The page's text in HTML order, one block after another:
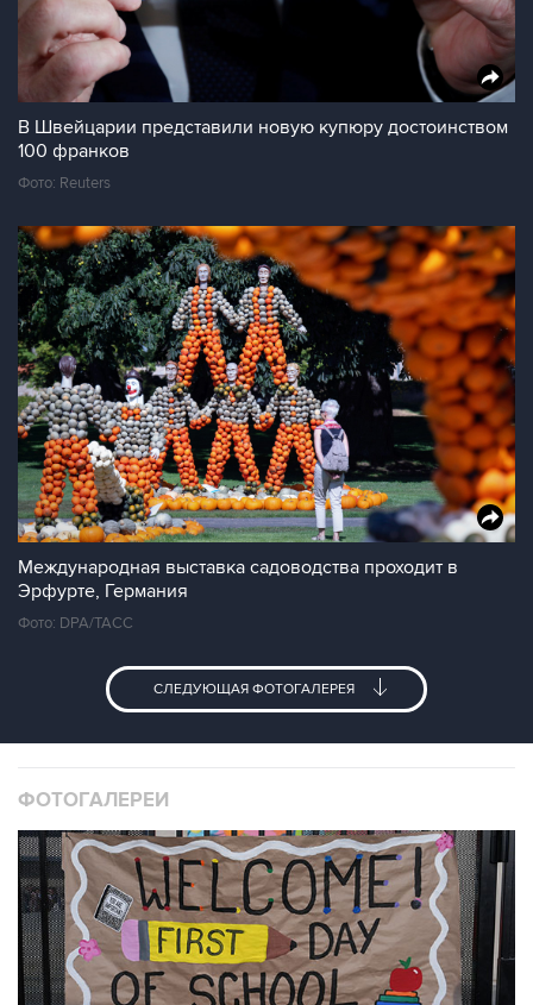
В Швейцарии представили новую купюру достоинством
100 франков
Фото: Reuters
Международная выставка садоводства проходит в
Эрфурте, Германия
Фото: DPA/ТАСС
СЛЕДУЮЩАЯ ФОТОГАЛЕРЕЯ
ФОТОГАЛЕРЕИ